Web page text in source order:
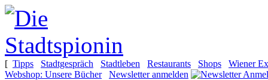
[ Tipps Stadtgespräch Stadtleben Restaurants Shops
Wiener
Webshop: Unsere Bücher
Newsletter anmelden